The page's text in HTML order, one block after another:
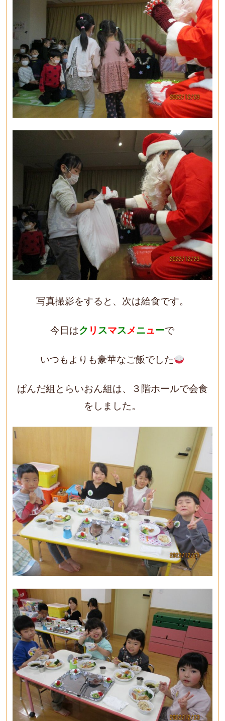
写真撮影をすると、次は給食です。
今日はク リ スマスメニューで
いつもよりも豪華なご飯でした
ぱんだ組とらいおん組は、３階ホールで会食
をしました。